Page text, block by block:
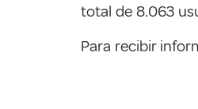
total de 8.063
Para recibir